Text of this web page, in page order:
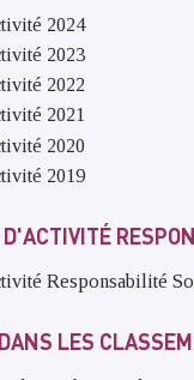
2024
2023
2022
2021
2020
2019
Responsabilité
LES